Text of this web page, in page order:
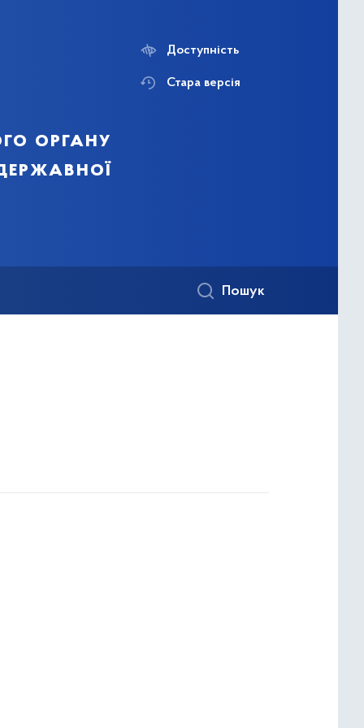
органу
Доступність
Стара версія
Пошук